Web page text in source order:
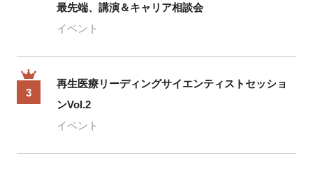
最先端、講演＆キャリア相談会
イベント
3
再生医療リーディングサイエンティストセッショ
ンVol.2
イベント